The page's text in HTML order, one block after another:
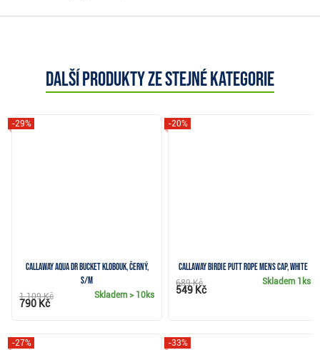
Další produkty ze stejné kategorie
Callaway Aqua DR Bucket klobouk, černý,
S/M
-29%
Skladem> 10ks
1 109 Kč
790 Kč
Callaway Birdie Putt Rope mens cap, white
-20%
Skladem 1ks
689 Kč
549 Kč
-27% -33%